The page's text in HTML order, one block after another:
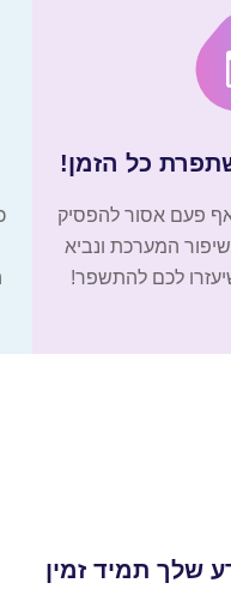
כל הזמן!
פעם אסור להפסיק
המערכת ונביא
לכם להתשפר!
שלך תמיד זמין